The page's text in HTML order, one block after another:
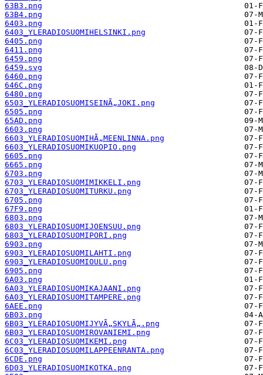
63B3.png
63B4.png
6403.png
6403_YLERADIOSUOMIHELSINKI.png
6405.png
6411.png
6459.png
6459.svg
6460.png
646C.png
6480.png
6503_YLERADIOSUOMISEINÃ„JOKI.png
6505.png
65AD.png
6603.png
6603_YLERADIOSUOMIHÃ„MEENLINNA.png
6603_YLERADIOSUOMIKUOPIO.png
6605.png
6665.png
6703.png
6703_YLERADIOSUOMIMIKKELI.png
6703_YLERADIOSUOMITURKU.png
6705.png
67F9.png
6803.png
6803_YLERADIOSUOMIJOENSUU.png
6803_YLERADIOSUOMIPORI.png
6903.png
6903_YLERADIOSUOMILAHTI.png
6903_YLERADIOSUOMIOULU.png
6905.png
6A03.png
6A03_YLERADIOSUOMIKAJAANI.png
6A03_YLERADIOSUOMITAMPERE.png
6AEE.png
6B03.png
6B03_YLERADIOSUOMIJYVÃ„SKYLÃ„.png
6B03_YLERADIOSUOMIROVANIEMI.png
6C03_YLERADIOSUOMIKEMI.png
6C03_YLERADIOSUOMILAPPEENRANTA.png
6CDE.png
6D03_YLERADIOSUOMIKOTKA.png